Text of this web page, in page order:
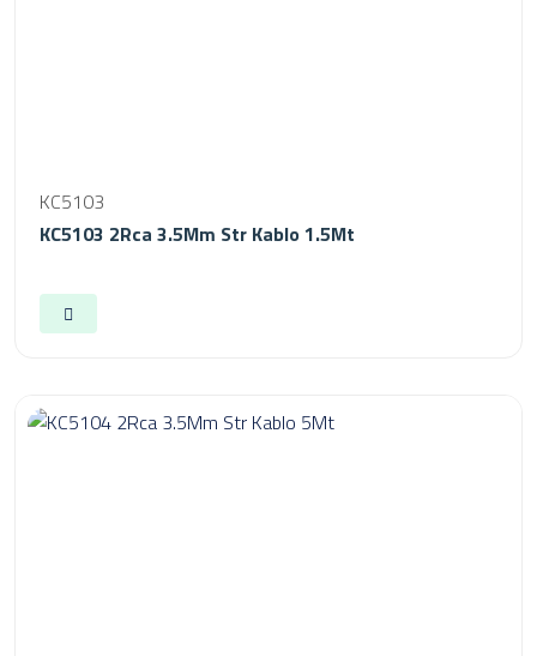
KC5103
KC5103 2Rca 3.5Mm Str Kablo 1.5Mt